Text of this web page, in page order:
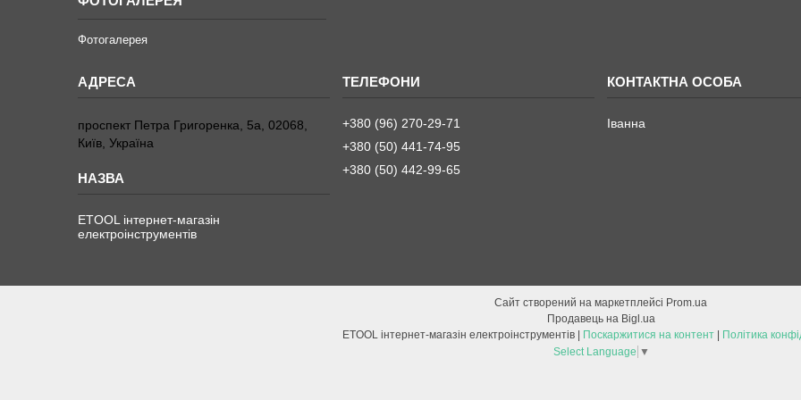
Фотогалерея
проспект Петра Григоренка, 5а, 02068,
Київ, Україна
ETOOL інтернет-магазін
електроінструментів
+380 (96) 270-29-71
+380 (50) 441-74-95
+380 (50) 442-99-65
Іванна
Сайт створений на маркетплейсі Prom.ua
Продавець на Bigl.ua
Поскаржитися на контент
Політика
Select Language ▼